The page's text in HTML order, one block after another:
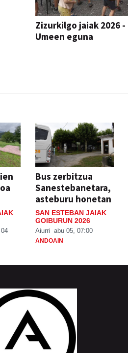
Zizurkilgo jaiak 2026 -
Umeen eguna
Bus zerbitzua
Sanestebanetara,
asteburu honetan
SAN ESTEBAN JAIAK
GOIBURUN 2026
Aiurri abu 05, 07:00
ANDOAIN